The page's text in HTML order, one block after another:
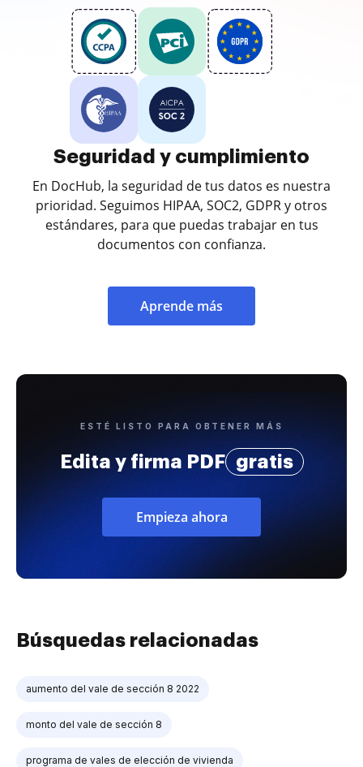
Seguridad y cumplimiento
En DocHub, la seguridad de tus datos es nuestra
prioridad. Seguimos HIPAA, SOC2, GDPR y otros
estándares, para que puedas trabajar en tus
documentos con confianza.
Aprende más
ESTÉ LISTO PARA OBTENER MÁS
Edita y firma PDF gratis
Empieza ahora
Búsquedas relacionadas
aumento del vale de sección 8 2022
monto del vale de sección 8
programa de vales de elección de vivienda